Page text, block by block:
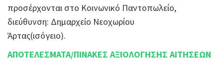
προσέρχονται στο Κοινωνικό Παντοπωλείο,
διεύθυνση: Δημαρχείο Νεοχωρίου
Άρτας(ισόγειο).
ΑΠΟΤΕΛΕΣΜΑΤΑ/ΠΙΝΑΚΕΣ ΑΞΙΟΛΟΓΗΣΗΣ ΑΙΤΗΣΕΩΝ